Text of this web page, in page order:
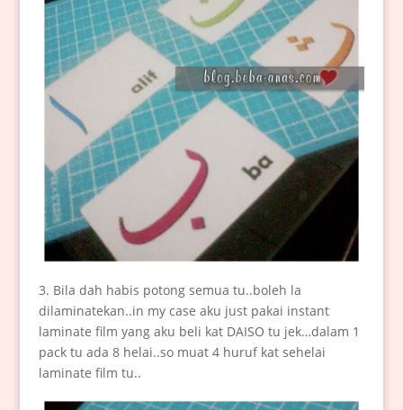
3. Bila dah habis potong semua tu..boleh la
dilaminatekan..in my case aku just pakai instant
laminate film yang aku beli kat DAISO tu jek…dalam 1
pack tu ada 8 helai..so muat 4 huruf kat sehelai
laminate film tu..